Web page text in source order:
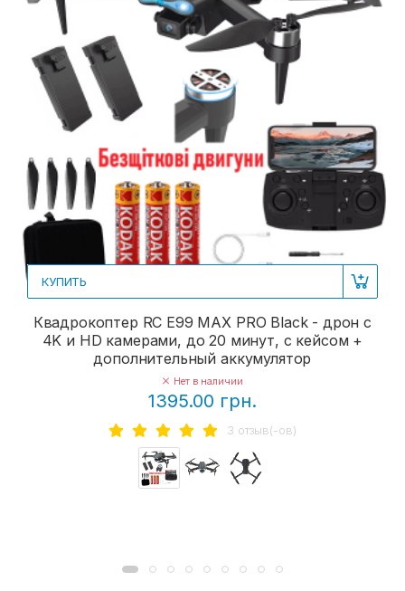
КУПИТЬ
Квадрокоптер RC E99 MAX PRO Black - дрон с
4K и HD камерами, до 20 минут, с кейсом +
дополнительный аккумулятор
Нет в наличии
1395.00 грн.
3 отзыв(-ов)